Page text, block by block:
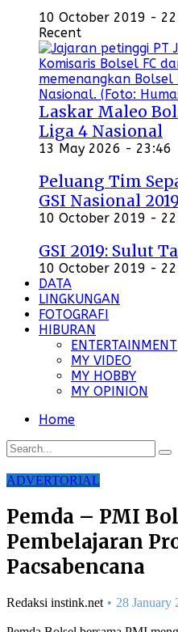
10 October 2019 -
Recent
Laskar Maleo
Liga 4 Nasional
13 May 2026 - 23:46
Peluang Tim
GSI Nasional 2019
10 October 2019 -
GSI 2019: Sulut
10 October 2019 -
DATA
LINGKUNGAN
FOTOGRAFI
HIBURAN
ENTERTAINMENT
MY VIDEO
MY HOBBY
MY OPINION
Home
ADVERTORIAL
Pemda – PMI
Pembelajaran
Pacsabencana
Redaksi instink.net 28 January